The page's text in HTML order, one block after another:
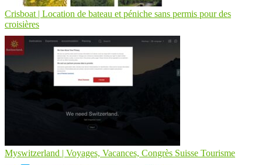
Crisboat | Location de bateau et péniche sans permis pour des
croisières
Myswitzerland | Voyages, Vacances, Congrès Suisse Tourisme